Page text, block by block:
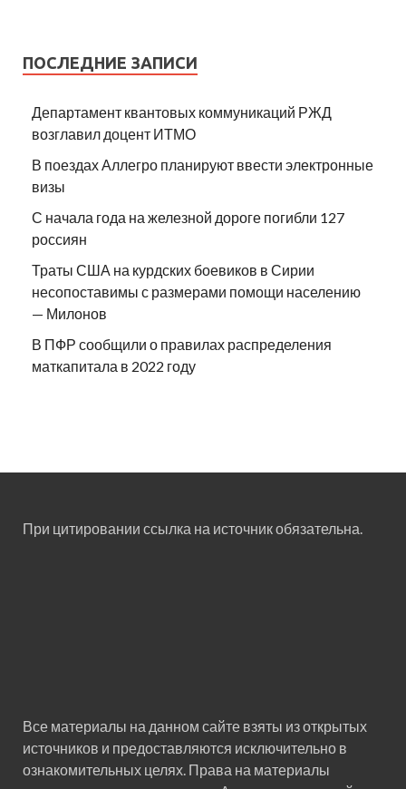
ПОСЛЕДНИЕ ЗАПИСИ
Департамент квантовых коммуникаций РЖД
возглавил доцент ИТМО
В поездах Аллегро планируют ввести электронные
визы
С начала года на железной дороге погибли 127
россиян
Траты США на курдских боевиков в Сирии
несопоставимы с размерами помощи населению
— Милонов
В ПФР сообщили о правилах распределения
маткапитала в 2022 году
При цитировании ссылка на источник обязательна.
Все материалы на данном сайте взяты из открытых
источников и предоставляются исключительно в
ознакомительных целях. Права на материалы